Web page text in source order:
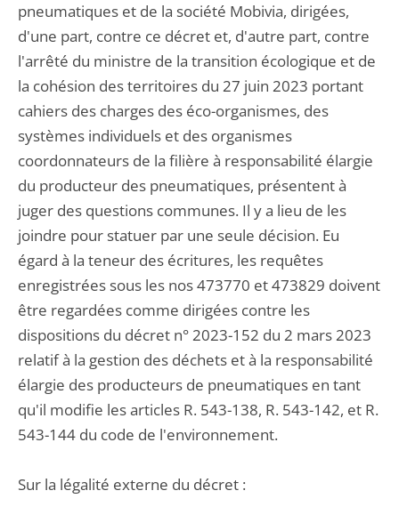
pneumatiques et de la société Mobivia, dirigées,
d'une part, contre ce décret et, d'autre part, contre
l'arrêté du ministre de la transition écologique et de
la cohésion des territoires du 27 juin 2023 portant
cahiers des charges des éco-organismes, des
systèmes individuels et des organismes
coordonnateurs de la filière à responsabilité élargie
du producteur des pneumatiques, présentent à
juger des questions communes. Il y a lieu de les
joindre pour statuer par une seule décision. Eu
égard à la teneur des écritures, les requêtes
enregistrées sous les nos 473770 et 473829 doivent
être regardées comme dirigées contre les
dispositions du décret n° 2023-152 du 2 mars 2023
relatif à la gestion des déchets et à la responsabilité
élargie des producteurs de pneumatiques en tant
qu'il modifie les articles R. 543-138, R. 543-142, et R.
543-144 du code de l'environnement.
Sur la légalité externe du décret :